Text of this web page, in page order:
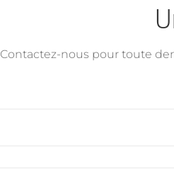
Contactez-nous pour toute